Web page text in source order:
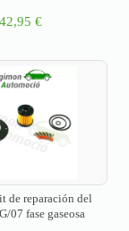
42,95 €
de reparación del
07 fase gaseosa